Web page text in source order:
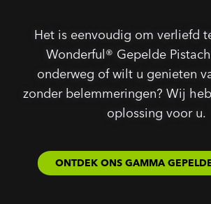
Het is eenvoudig om verliefd
Wonderful® Gepelde
onderweg of wilt u genieten
zonder belemmeringen? Wij
oplossing voor u.
ONTDEK ONS GAMMA